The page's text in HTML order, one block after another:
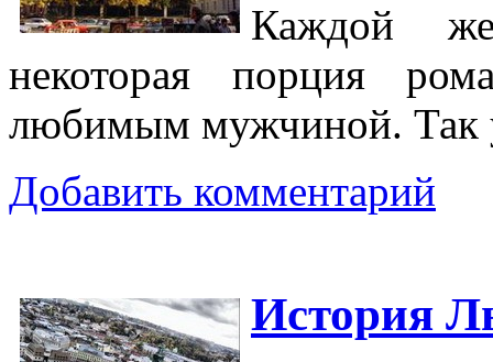
Каждой
некоторая порция
любимым мужчиной. Так
Добавить комментарий
История